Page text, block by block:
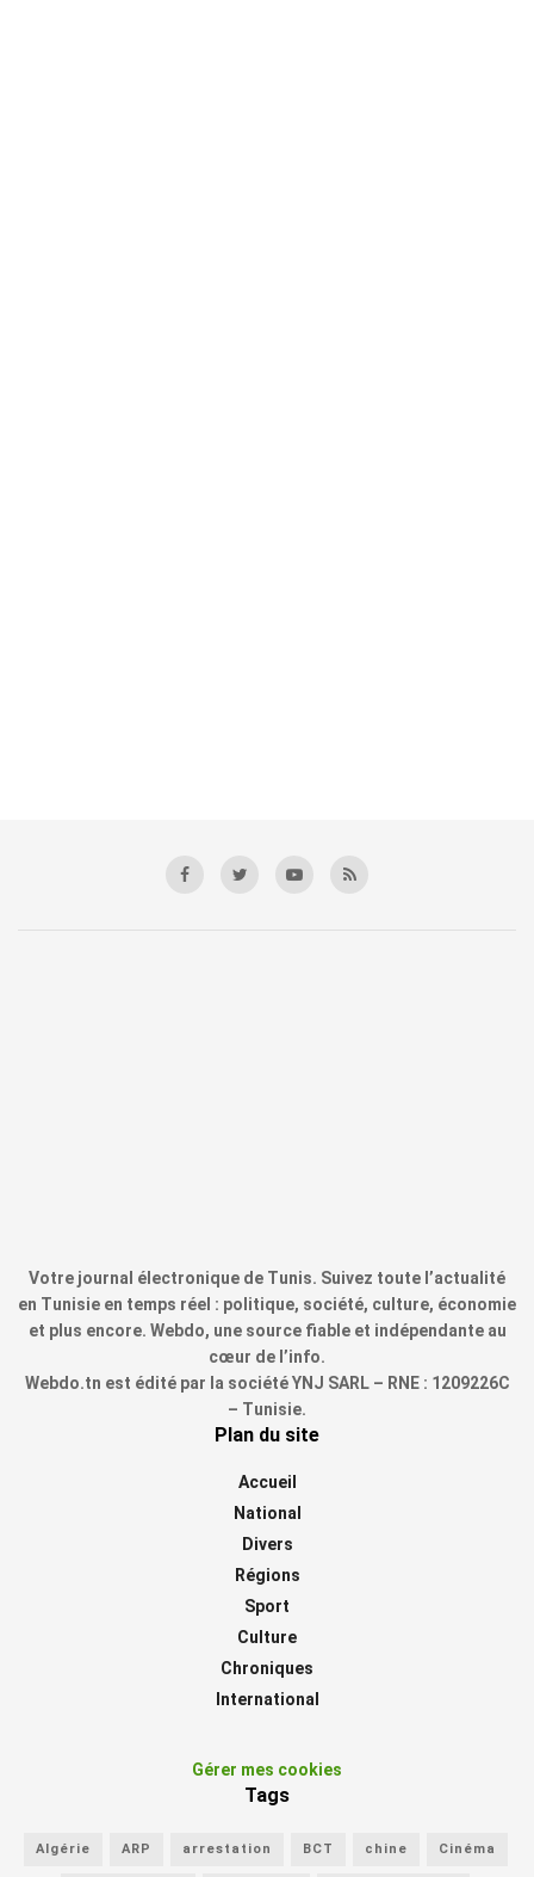
Votre journal électronique de Tunis. Suivez toute l’actualité
en Tunisie en temps réel : politique, société, culture, économie
et plus encore. Webdo, une source fiable et indépendante au
cœur de l’info.
Webdo.tn est édité par la société YNJ SARL – RNE : 1209226C
– Tunisie.
Plan du site
Accueil
National
Divers
Régions
Sport
Culture
Chroniques
International
Gérer mes cookies
Tags
Algérie ARP arrestation BCT chine Cinéma